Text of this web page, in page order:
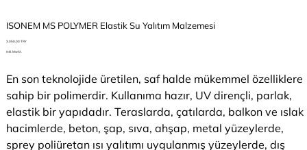
ISONEM MS POLYMER Elastik Su Yalıtım Malzemesi
Preis
3.050,00 TRY
inkl. MwSt.
En son teknolojide üretilen, saf halde mükemmel özelliklere
sahip bir polimerdir. Kullanıma hazır, UV dirençli, parlak,
elastik bir yapıdadır. Teraslarda, çatılarda, balkon ve ıslak
hacimlerde, beton, şap, sıva, ahşap, metal yüzeylerde,
sprey poliüretan ısı yalıtımı uygulanmış yüzeylerde, dış